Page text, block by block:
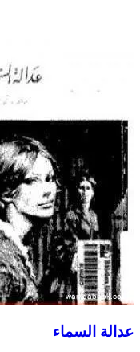
عدالة السماء